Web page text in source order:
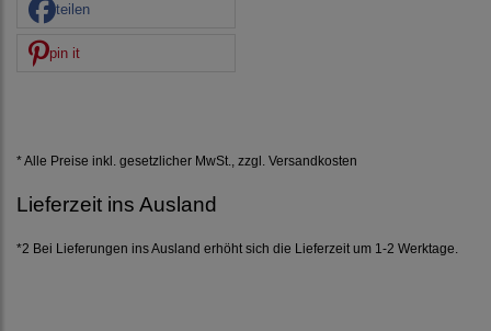
teilen
pin it
* Alle Preise inkl. gesetzlicher MwSt., zzgl. Versandkosten
Lieferzeit ins Ausland
*2 Bei Lieferungen ins Ausland erhöht sich die Lieferzeit um 1-2 Werktage.